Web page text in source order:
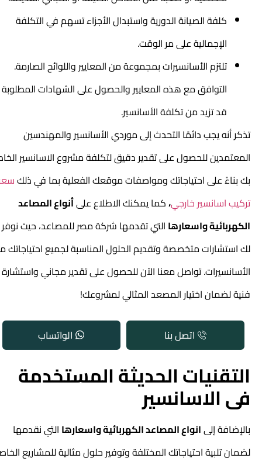
كلفة الصيانة الدورية واستبدال الأجزاء تسهم في التكلفة
الإجمالية على مر الوقت.
تلتزم الأسانسيرات بمجموعة من المعايير واللوائح الصارمة.
التوافق مع هذه المعايير والحصول على الشهادات المطلوبة
قد تزيد من تكلفة الأسانسير.
تذكر أنه يجب دائمًا التحدث إلى موردي الأسانسير والمهندسين
المعتمدين للحصول على تقدير دقيق لتكلفة مشروع الاسانسير الخاص
بك بناءً على احتياجاتك ومواصفات موقعك الفعلية بما في ذلكسعر
تركيب اسانسير خارجي،كما يمكنك الاطلاع علىأنواع المصاعد
الكهربائية واسعارهاالتي تقدمها شركة مصر للمصاعد، حيث نوفر
لك استشارات متخصصة وتقديم الحلول المناسبة لجميع احتياجاتك من
الأسانسيرات. تواصل معنا الآن للحصول على تقدير مجاني واستشارة
فنية لضمان اختيار المصعد المثالي لمشروعك!
اتصل بنا الواتساب
التقنيات الحديثة المستخدمة
فى الاسانسير
بالإضافة إلىانواع المصاعد الكهربائية واسعارهاالتي نقدمها
لضمان تلبية احتياجاتك المختلفة وتوفير حلول مثالية للمشاريع الخاصة